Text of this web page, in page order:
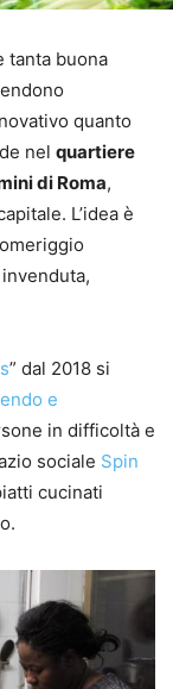
tanta buona
quanto
nel quartiere
di Roma,
L’idea è
” dal 2018 si
e
in difficoltà e
sociale Spin
cucinati